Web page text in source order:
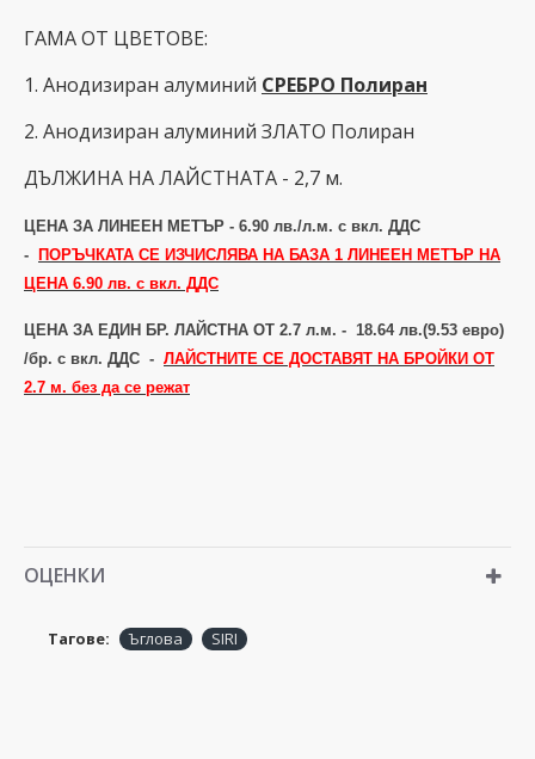
ГАМА ОТ ЦВЕТОВЕ:
1. Анодизиран алуминий СРЕБРО Полиран
2. Анодизиран алуминий ЗЛАТО Полиран
ДЪЛЖИНА НА ЛАЙСТНАТА - 2,7 м.
ЦЕНА ЗА ЛИНЕЕН МЕТЪР - 6.90 лв./л.м. с вкл. ДДС
-
ПОРЪЧКАТА СЕ ИЗЧИСЛЯВА НА БАЗА 1 ЛИНЕЕН МЕТЪР НА
ЦЕНА 6.90 лв. с вкл. ДДС
ЦЕНА ЗА ЕДИН БР. ЛАЙСТНА ОТ 2.7 л.м. - 18.64 лв.(9.53 евро)
/бр. с вкл. ДДС - ЛАЙСТНИТЕ СЕ ДОСТАВЯТ НА БРОЙКИ ОТ
2.7 м. без да се режат
ОЦЕНКИ
Тагове: Ъглова SIRI